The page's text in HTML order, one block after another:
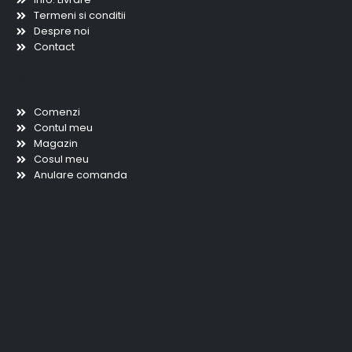
Termeni si conditii
Despre noi
Contact
Comenzi
Contul meu
Magazin
Cosul meu
Anulare comanda